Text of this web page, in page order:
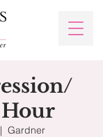
Gardner